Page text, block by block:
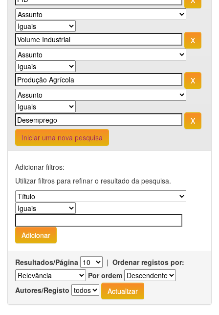
Iniciar uma nova pesquisa
Adicionar filtros:
Utilizar filtros para refinar o resultado da pesquisa.
Resultados/Página | Ordenar registos por:
Por ordem
Autores/Registo